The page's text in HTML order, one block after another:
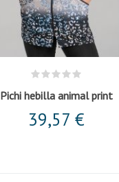
Pichi hebilla animal print
39,57 €